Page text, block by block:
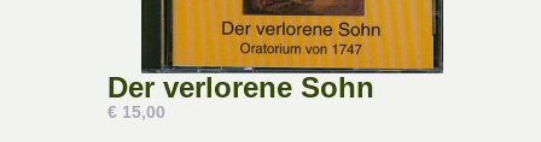
Der verlorene Sohn
€ 15,00